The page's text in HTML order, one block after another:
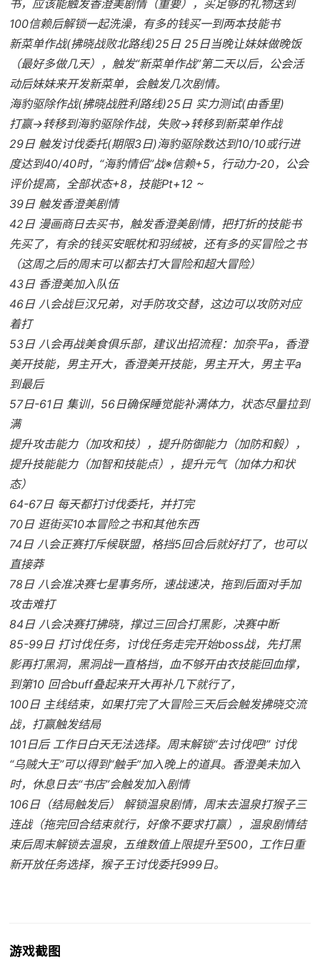
书，应该能触发香澄美剧情（重要），买足够的礼物送到
100信赖后解锁一起洗澡，有多的钱买一到两本技能书
新菜单作战(拂晓战败北路线)25日 25日当晚让妹妹做晚饭
（最好多做几天），触发“新菜单作战”第二天以后，公会活
动后妹妹来开发新菜单，会触发几次剧情。
海豹驱除作战(拂晓战胜利路线)25日 实力测试(由香里)
打赢→转移到海豹驱除作战，失败→转移到新菜单作战
29日 触发讨伐委托(期限3日)海豹驱除数达到10/10或行进
度达到40/40时，“海豹情侣”战※信赖+5，行动力-20，公会
评价提高，全部状态+8，技能Pt+12 ~
39日 触发香澄美剧情
42日 漫画商日去买书，触发香澄美剧情，把打折的技能书
先买了，有余的钱买安眠枕和羽绒被，还有多的买冒险之书
（这周之后的周末可以都去打大冒险和超大冒险）
43日 香澄美加入队伍
46日 八会战巨汉兄弟，对手防攻交替，这边可以攻防对应
着打
53日 八会再战美食俱乐部，建议出招流程：加奈平a，香澄
美开技能，男主开大，香澄美开技能，男主开大，男主平a
到最后
57日-61日 集训，56日确保睡觉能补满体力，状态尽量拉到
满
提升攻击能力（加攻和技），提升防御能力（加防和毅），
提升技能能力（加智和技能点），提升元气（加体力和状
态）
64-67日 每天都打讨伐委托，并打完
70日 逛街买10本冒险之书和其他东西
74日 八会正赛打斥候联盟，格挡5回合后就好打了，也可以
直接莽
78日 八会准决赛七星事务所，速战速决，拖到后面对手加
攻击难打
84日 八会决赛打拂晓，撑过三回合打黑影，决赛中断
85-99日 打讨伐任务，讨伐任务走完开始boss战，先打黑
影再打黑洞，黑洞战一直格挡，血不够开由衣技能回血撑，
到第10 回合buff叠起来开大再补几下就行了，
100日 主线结束，如果打完了大冒险三天后会触发拂晓交流
战，打赢触发结局
101日后 工作日白天无法选择。周末解锁“去讨伐吧!” 讨伐
“乌贼大王”可以得到“触手”加入晚上的道具。香澄美未加入
时，休息日去“书店”会触发加入剧情
106日（结局触发后） 解锁温泉剧情，周末去温泉打猴子三
连战（拖完回合结束就行，好像不要求打赢），温泉剧情结
束后周末解锁去温泉，五维数值上限提升至500，工作日重
新开放任务选择，猴子王讨伐委托999日。
游戏截图